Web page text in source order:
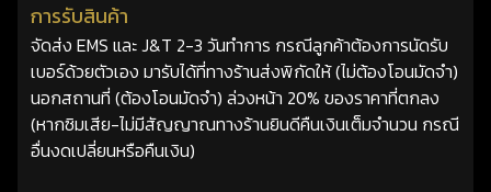
การรับสินค้า
จัดส่ง EMS และ J&T 2-3 วันทำการ กรณีลูกค้าต้องการนัดรับ
เบอร์ด้วยตัวเอง มารับได้ที่ทางร้านส่งพิกัดให้ (ไม่ต้องโอนมัดจำ)
นอกสถานที่ (ต้องโอนมัดจำ) ล่วงหน้า 20% ของราคาที่ตกลง
(หากซิมเสีย-ไม่มีสัญญาณทางร้านยินดีคืนเงินเต็มจำนวน กรณี
อื่นงดเปลี่ยนหรือคืนเงิน)